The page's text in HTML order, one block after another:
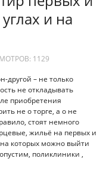
и на
1129
другой – не только
не откладывать
приобретения
не о торге, а о не
стоят немного
жильё на первых и
которых можно выйти
поликлиники ,